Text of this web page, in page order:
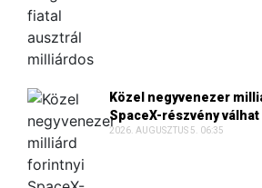
Közel negyvenezer
SpaceX-részvény
2026. AUGUSZTUS 5. 06:35